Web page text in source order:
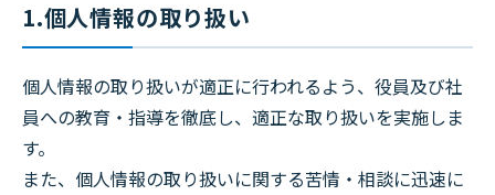
1.個人情報の取り扱い
個人情報の取り扱いが適正に行われるよう、役員及び社
員への教育・指導を徹底し、適正な取り扱いを実施しま
す。
また、個人情報の取り扱いに関する苦情・相談に迅速に